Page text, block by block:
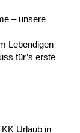
– unsere
Lebendigen
für’s erste
Urlaub in